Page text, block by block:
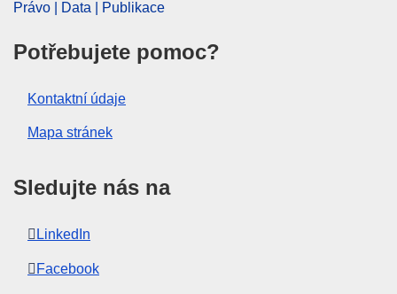
Právo | Data | Publikace
Potřebujete pomoc?
Kontaktní údaje
Mapa stránek
Sledujte nás na
LinkedIn
Facebook